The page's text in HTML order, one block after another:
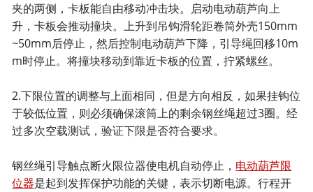
夹的两侧，卡板能自由移动冲击块。启动电动葫芦向上
升，卡板会推动撞块。上升到吊钩滑轮距卷筒外壳150mm
~50mm后停止，然后控制电动葫芦下降，引导绳回移10m
m时停止。将撞块移动到靠近卡板的位置，拧紧螺丝。
2.下限位置的调整与上面相同，但是方向相反，如果挂钩位
于较低位置，则必须确保滚筒上的剩余钢丝绳超过3圈。经
过多次空载测试，验证下限是否符合要求。
钢丝绳引导触点断火限位器使电机自动停止， 电动葫芦限
位器是起到发挥保护功能的关键，表示切断电源。行程开